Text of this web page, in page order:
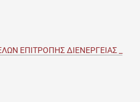
ΕΠΙΤΡΟΠΗΣ ΔΙΕΝΕΡΓΕΙΑΣ _